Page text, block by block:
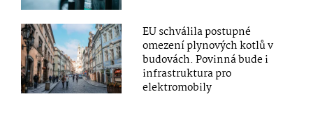
EU schválila postupné
omezení plynových kotlů v
budovách. Povinná bude i
infrastruktura pro
elektromobily